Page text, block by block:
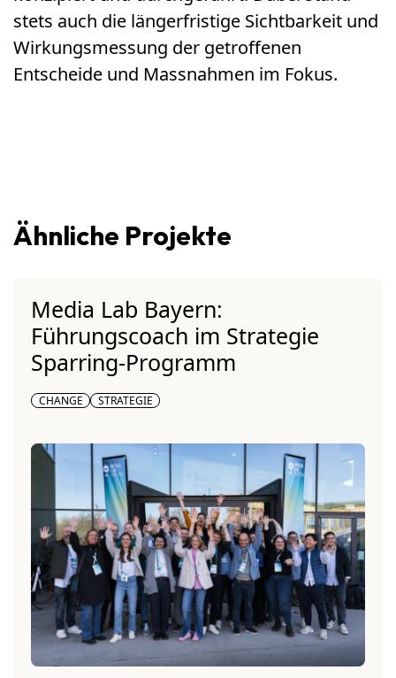
stets auch die längerfristige Sichtbarkeit und
Wirkungsmessung der getroffenen
Entscheide und Massnahmen im Fokus.
Ähnliche Projekte
Media Lab Bayern:
Führungscoach im Strategie
Sparring-Programm
CHANGE STRATEGIE